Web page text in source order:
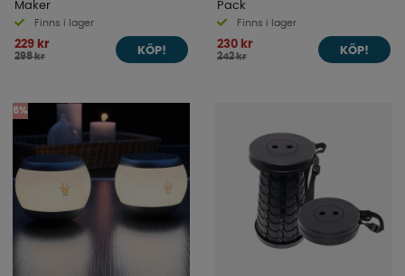
Maker
Finns i lager
229 kr
298 kr
KÖP!
Pack
Finns i lager
230 kr
242 kr
KÖP!
5%